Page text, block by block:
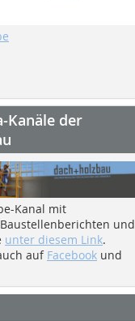
Kanäle der
Kanal mit
und
unter diesem Link.
auf Facebook und